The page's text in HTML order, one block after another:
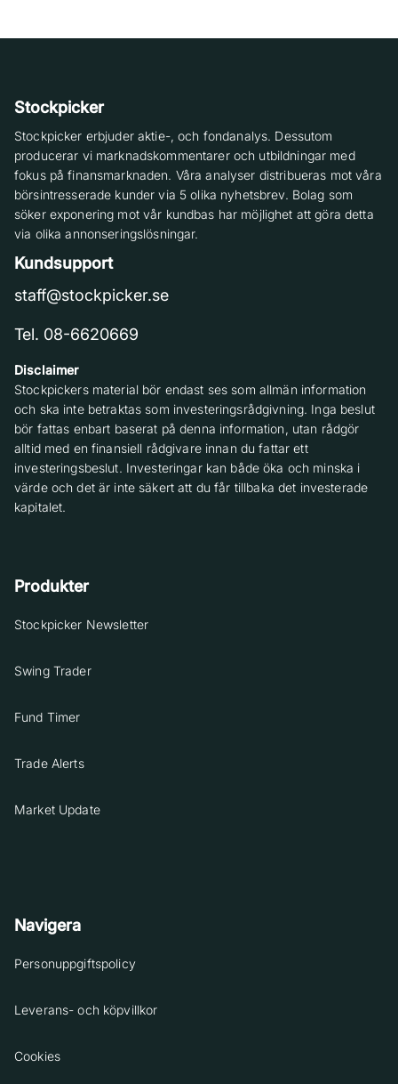
Stockpicker
Stockpicker erbjuder aktie-, och fondanalys. Dessutom
producerar vi marknadskommentarer och utbildningar med
fokus på finansmarknaden. Våra analyser distribueras mot våra
börsintresserade kunder via 5 olika nyhetsbrev. Bolag som
söker exponering mot vår kundbas har möjlighet att göra detta
via olika annonseringslösningar.
Kundsupport
staff@stockpicker.se
Tel. 08-6620669
Disclaimer
Stockpickers material bör endast ses som allmän information
och ska inte betraktas som investeringsrådgivning. Inga beslut
bör fattas enbart baserat på denna information, utan rådgör
alltid med en finansiell rådgivare innan du fattar ett
investeringsbeslut. Investeringar kan både öka och minska i
värde och det är inte säkert att du får tillbaka det investerade
kapitalet.
Produkter
Stockpicker Newsletter
Swing Trader
Fund Timer
Trade Alerts
Market Update
Navigera
Personuppgiftspolicy
Leverans- och köpvillkor
Cookies